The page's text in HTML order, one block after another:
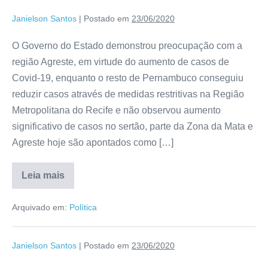
Janielson Santos | Postado em 23/06/2020
O Governo do Estado demonstrou preocupação com a
região Agreste, em virtude do aumento de casos de
Covid-19, enquanto o resto de Pernambuco conseguiu
reduzir casos através de medidas restritivas na Região
Metropolitana do Recife e não observou aumento
significativo de casos no sertão, parte da Zona da Mata e
Agreste hoje são apontados como […]
Leia mais
Arquivado em: Política
Janielson Santos | Postado em 23/06/2020